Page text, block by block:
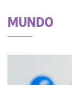
MUNDO